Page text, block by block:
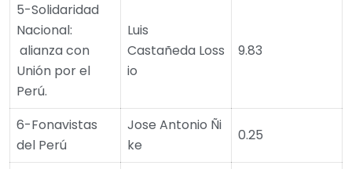
5-Solidaridad
Nacional:
alianza con
Unión por el
Perú.
Luis
Castañeda Loss
io
9.83
6-Fonavistas
del Perú
Jose Antonio Ñi
ke
0.25